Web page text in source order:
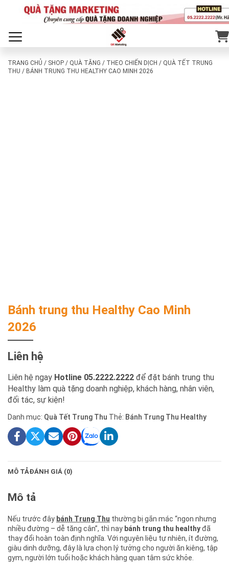
TRANG CHỦ / SHOP / QUÀ TẶNG / THEO CHIẾN DỊCH / QUÀ TẾT TRUNG
THU / BÁNH TRUNG THU HEALTHY CAO MINH 2026
Bánh trung thu Healthy Cao Minh
2026
Liên hệ
Liên hệ ngay Hotline 05.2222.2222 để đặt bánh trung thu
Healthy làm quà tặng doanh nghiệp, khách hàng, nhân viên,
đối tác, sự kiện!
Danh mục: Quà Tết Trung Thu Thẻ: Bánh Trung Thu Healthy
MÔ TẢĐÁNH GIÁ (0)
Mô tả
Nếu trước đây bánh Trung Thu thường bị gắn mác “ngon nhưng
nhiều đường – dễ tăng cân”, thì nay bánh trung thu healthyđã
thay đổi hoàn toàn định nghĩa. Với nguyên liệu tự nhiên, ít đường,
giàu dinh dưỡng, đây là lựa chọn lý tưởng cho người ăn kiêng, tập
gym, người lớn tuổi hoặc khách hàng quan tâm sức khỏe.